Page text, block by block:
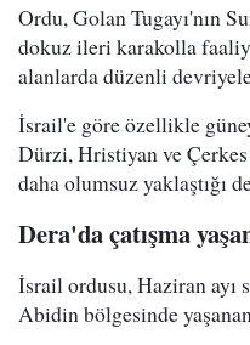
Ordu, Golan Tugayı'nın
dokuz ileri karakolla
alanlarda düzenli
İsrail'e göre özellikle
Dürzi, Hristiyan ve
daha olumsuz yaklaştığı
Dera'da çatışma
İsrail ordusu, Haziran ayı
Abidin bölgesinde